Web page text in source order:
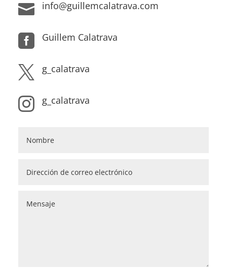
 info@guillemcalatrava.com
 Guillem Calatrava
 g_calatrava
 g_calatrava